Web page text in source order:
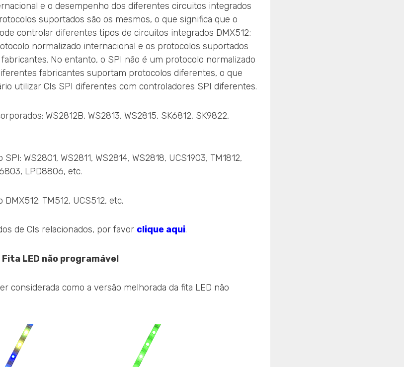
e o desempenho dos diferentes circuitos integrados
suportados são os mesmos, o que significa que o
controlar diferentes tipos de circuitos integrados DMX512;
normalizado internacional e os protocolos suportados
No entanto, o SPI não é um protocolo normalizado
fabricantes suportam protocolos diferentes, o que
utilizar CIs SPI diferentes com controladores SPI diferentes.
WS2812B, WS2813, WS2815, SK6812, SK9822,
WS2801, WS2811, WS2814, WS2818, UCS1903, TM1812,
LPD8806, etc.
TM512, UCS512, etc.
de CIs relacionados, por favor clique aqui.
LED não programável
considerada como a versão melhorada da fita LED não